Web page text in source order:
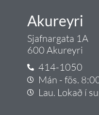
Akureyri
Sjafnargata 1A
600 Akureyri
414-1050
Mán - fös.
Lau. Lokað í